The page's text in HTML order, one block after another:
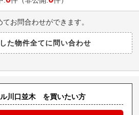
お問合わせができます。
川口並木 を買いたい方